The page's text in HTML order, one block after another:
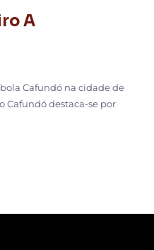
A
Cafundó na cidade de
Cafundó destaca-se por